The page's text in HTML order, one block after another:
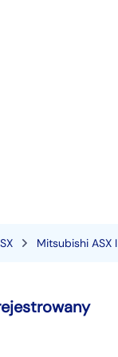
Mitsubishi ASX I